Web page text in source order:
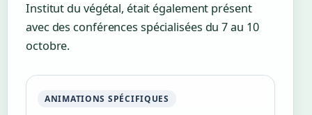
Institut du végétal, était également présent
avec des conférences spécialisées du 7 au 10
octobre.
ANIMATIONS SPÉCIFIQUES